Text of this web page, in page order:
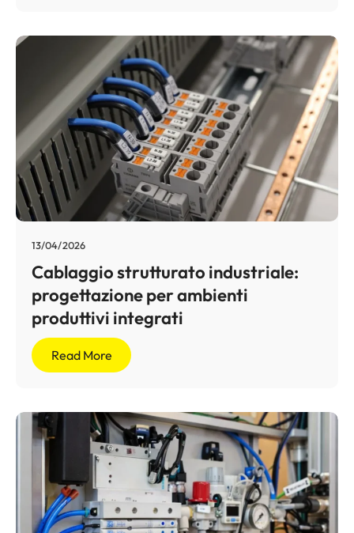
13/04/2026
Cablaggio strutturato industriale:
progettazione per ambienti
produttivi integrati
Read More